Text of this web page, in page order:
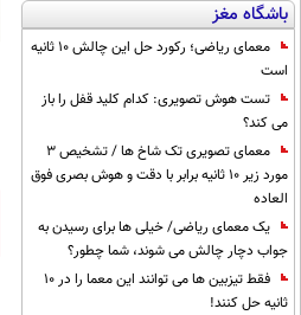
باشگاه مغز
معمای ریاضی؛ رکورد حل این چالش 10 ثانیه
است
تست هوش تصویری: کدام کلید قفل را باز
می کند؟
معمای تصویری تک شاخ ها / تشخیص 3
مورد زیر 10 ثانیه برابر با دقت و هوش بصری فوق
العاده
یک معمای ریاضی/ خیلی ها برای رسیدن به
جواب دچار چالش می شوند، شما چطور؟
فقط تیزبین ها می توانند این معما را در 10
ثانیه حل کنند!